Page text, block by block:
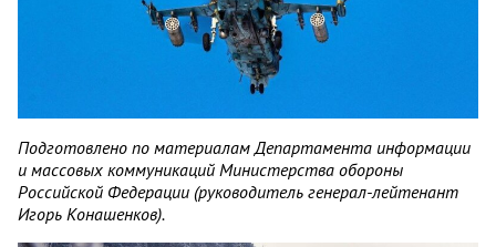
Подготовлено по материалам Департамента информации
и массовых коммуникаций Министерства обороны
Российской Федерации (руководитель генерал-лейтенант
Игорь Конашенков).